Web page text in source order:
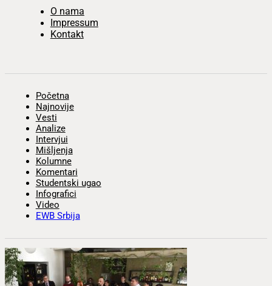
O nama
Impressum
Kontakt
Početna
Najnovije
Vesti
Analize
Intervjui
Mišljenja
Kolumne
Komentari
Studentski ugao
Infografici
Video
EWB Srbija